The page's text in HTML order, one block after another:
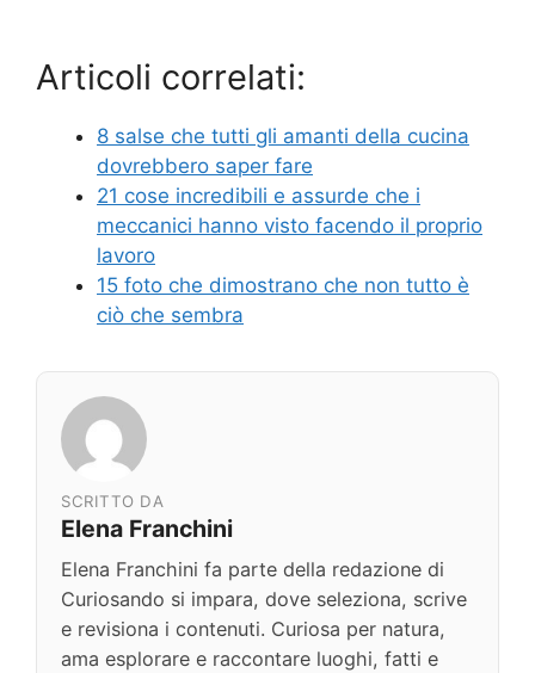
Articoli correlati:
8 salse che tutti gli amanti della cucina
dovrebbero saper fare
21 cose incredibili e assurde che i
meccanici hanno visto facendo il proprio
lavoro
15 foto che dimostrano che non tutto è
ciò che sembra
SCRITTO DA
Elena Franchini
Elena Franchini fa parte della redazione di
Curiosando si impara, dove seleziona, scrive
e revisiona i contenuti. Curiosa per natura,
ama esplorare e raccontare luoghi, fatti e